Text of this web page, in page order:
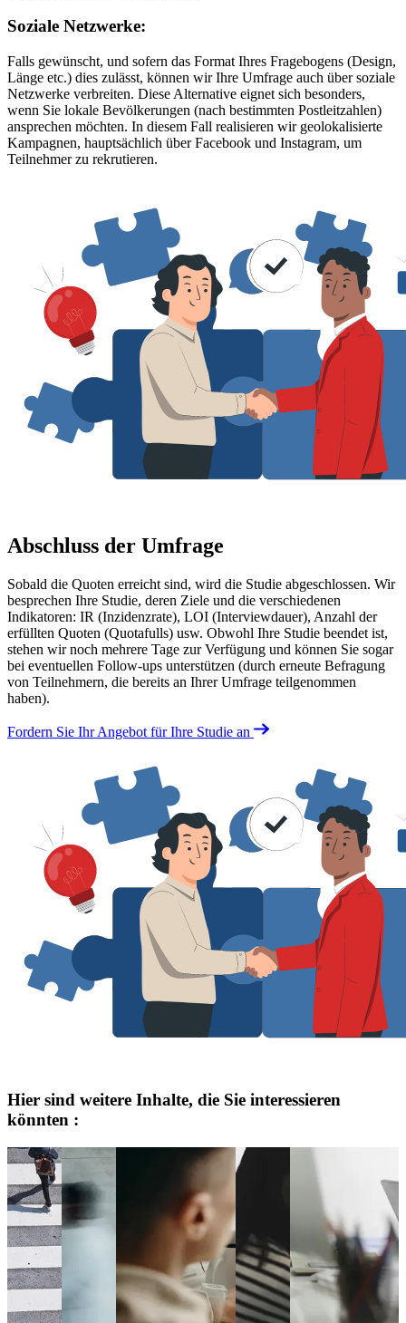
Soziale Netzwerke:
Falls gewünscht, und sofern das Format Ihres Fragebogens (Design,
Länge etc.) dies zulässt, können wir Ihre Umfrage auch über soziale
Netzwerke verbreiten. Diese Alternative eignet sich besonders,
wenn Sie lokale Bevölkerungen (nach bestimmten Postleitzahlen)
ansprechen möchten. In diesem Fall realisieren wir geolokalisierte
Kampagnen, hauptsächlich über Facebook und Instagram, um
Teilnehmer zu rekrutieren.
Abschluss der Umfrage
Sobald die Quoten erreicht sind, wird die Studie abgeschlossen. Wir
besprechen Ihre Studie, deren Ziele und die verschiedenen
Indikatoren: IR (Inzidenzrate), LOI (Interviewdauer), Anzahl der
erfüllten Quoten (Quotafulls) usw. Obwohl Ihre Studie beendet ist,
stehen wir noch mehrere Tage zur Verfügung und können Sie sogar
bei eventuellen Follow-ups unterstützen (durch erneute Befragung
von Teilnehmern, die bereits an Ihrer Umfrage teilgenommen
haben).
Fordern Sie Ihr Angebot für Ihre Studie an
Hier sind weitere Inhalte, die Sie interessieren
könnten :